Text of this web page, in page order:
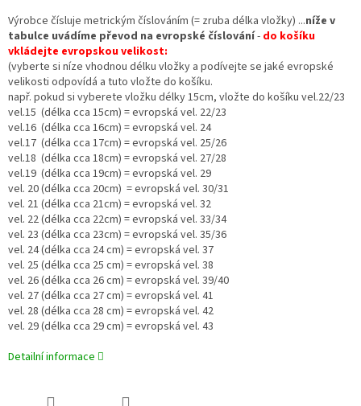
Výrobce čísluje metrickým číslováním (= zruba délka vložky) ...níže v
tabulce uvádíme převod na evropské číslování- do košíku
vkládejte evropskou velikost:
(vyberte si níze vhodnou délku vložky a podívejte se jaké evropské
velikosti odpovídá a tuto vložte do košíku.
např. pokud si vyberete vložku délky 15cm, vložte do košíku vel.22/23
vel.15 (délka cca 15cm) = evropská vel. 22/23
vel.16 (délka cca 16cm) = evropská vel. 24
vel.17 (délka cca 17cm) = evropská vel. 25/26
vel.18 (délka cca 18cm) = evropská vel. 27/28
vel.19 (délka cca 19cm) = evropská vel. 29
vel. 20 (délka cca 20cm) = evropská vel. 30/31
vel. 21 (délka cca 21cm) = evropská vel. 32
vel. 22 (délka cca 22cm) = evropská vel. 33/34
vel. 23 (délka cca 23cm) = evropská vel. 35/36
vel. 24 (délka cca 24 cm) = evropská vel. 37
vel. 25 (délka cca 25 cm) = evropská vel. 38
vel. 26 (délka cca 26 cm) = evropská vel. 39/40
vel. 27 (délka cca 27 cm) = evropská vel. 41
vel. 28 (délka cca 28 cm) = evropská vel. 42
vel. 29 (délka cca 29 cm) = evropská vel. 43
Detailní informace